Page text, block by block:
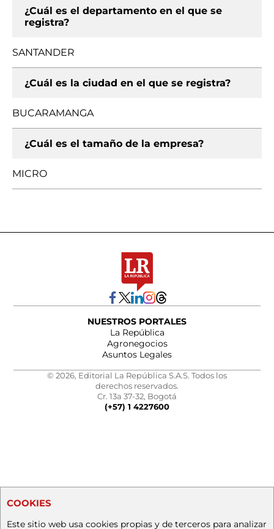
¿Cuál es el departamento en el que se
registra?
SANTANDER
¿Cuál es la ciudad en el que se registra?
BUCARAMANGA
¿Cuál es el tamaño de la empresa?
MICRO
NUESTROS PORTALES
La República
Agronegocios
Asuntos Legales
© 2026, Editorial La República S.A.S. Todos los
derechos reservados.
Cr. 13a 37-32, Bogotá
(+57) 1 4227600
COOKIES
Este sitio web usa cookies propias y de terceros para analizar